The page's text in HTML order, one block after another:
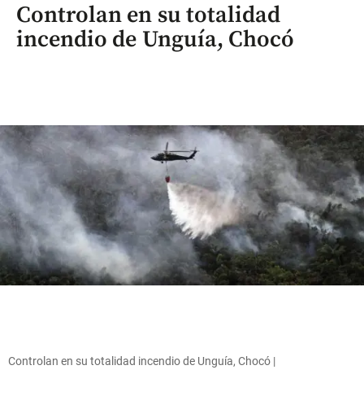
Controlan en su totalidad
incendio de Unguía, Chocó
Controlan en su totalidad incendio de Unguía, Chocó |